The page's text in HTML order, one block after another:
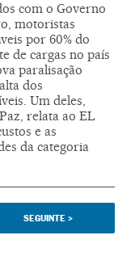
com o Governo
motoristas
por 60% do
de cargas no país
paralisação
dos
Um deles,
relata ao EL
e as
da categoria
SEGUINTE >